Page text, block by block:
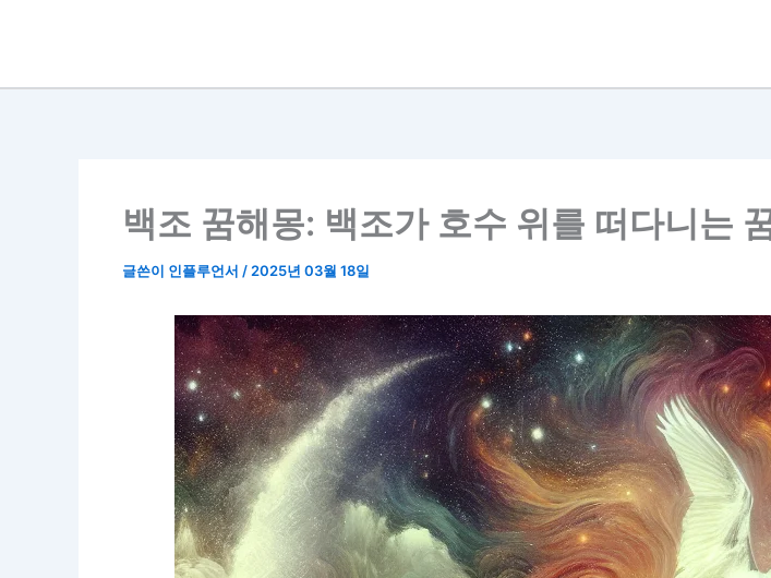
백조 꿈해몽: 백조가 호수 위를 떠다니는
글쓴이 인플루언서 / 2025년 03월 18일